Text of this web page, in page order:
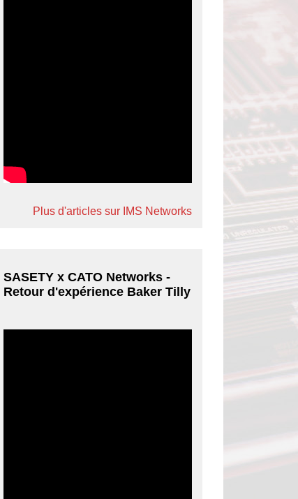
Plus d'articles sur IMS Networks
SASETY x CATO Networks -
Retour d'expérience Baker Tilly